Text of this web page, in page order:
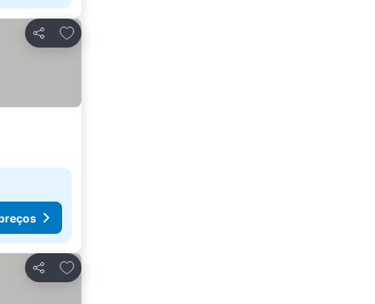
Partilhar
Adicionar aos favoritos
Partilhar
Adicionar aos favoritos